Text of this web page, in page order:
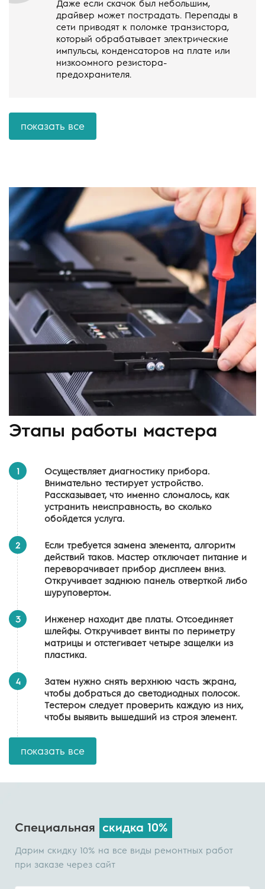
Даже если скачок был небольшим,
драйвер может пострадать. Перепады в
сети приводят к поломке транзистора,
который обрабатывает электрические
импульсы, конденсаторов на плате или
низкоомного резистора-
предохранителя.
показать все
Этапы работы мастера
1
Осуществляет диагностику прибора.
Внимательно тестирует устройство.
Рассказывает, что именно сломалось, как
устранить неисправность, во сколько
обойдется услуга.
2
Если требуется замена элемента, алгоритм
действий таков. Мастер отключает питание и
переворачивает прибор дисплеем вниз.
Откручивает заднюю панель отверткой либо
шуруповертом.
3
Инженер находит две платы. Отсоединяет
шлейфы. Откручивает винты по периметру
матрицы и отстегивает четыре защелки из
пластика.
4
Затем нужно снять верхнюю часть экрана,
чтобы добраться до светодиодных полосок.
Тестером следует проверить каждую из них,
чтобы выявить вышедший из строя элемент.
показать все
Специальная скидка 10%
Дарим скидку 10% на все виды ремонтных работ
при заказе через сайт